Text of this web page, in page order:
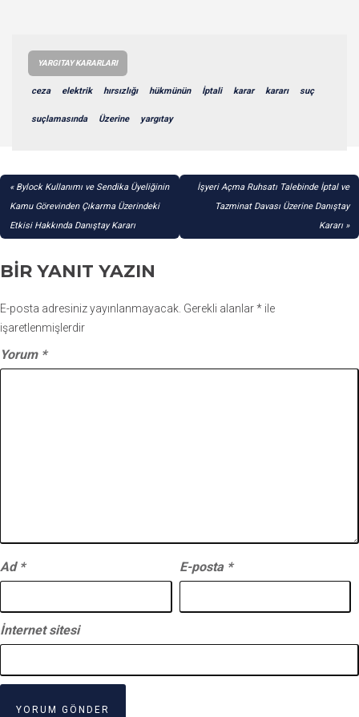
YARGITAY KARARLARI
ceza elektrik hırsızlığı hükmünün İptali karar kararı suç
suçlamasında Üzerine yargıtay
YAZI
GEZINMESI
Bylock Kullanımı ve Sendika Üyeliğinin
Kamu Görevinden Çıkarma Üzerindeki
Etkisi Hakkında Danıştay Kararı
İşyeri Açma Ruhsatı Talebinde İptal ve
Tazminat Davası Üzerine Danıştay
Kararı
BIR YANIT YAZIN
E-posta adresiniz yayınlanmayacak. Gerekli alanlar* ile
işaretlenmişlerdir
Yorum *
Ad * E-posta *
İnternet sitesi